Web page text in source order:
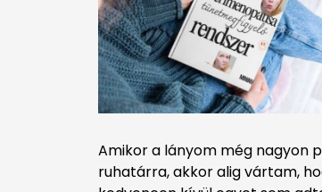
Amikor a lányom még nagyon
ruhatárra, akkor alig vártam,